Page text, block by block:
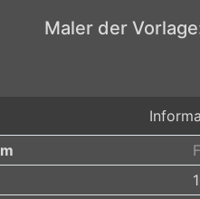
Maler der